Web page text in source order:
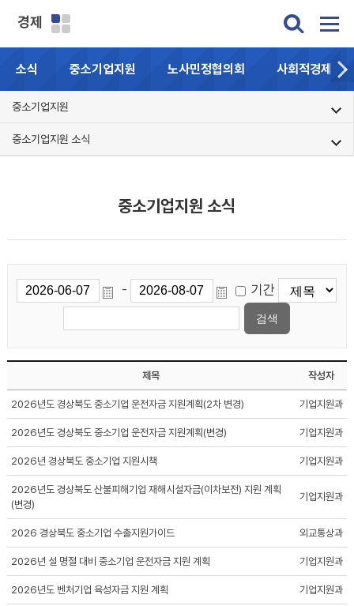
경제
소식 중소기업지원 노사민정협의회 사회적경제기업
중소기업지원
중소기업지원 소식
중소기업지원 소식
- 기간
제목 작성자
2026년도 경상북도 중소기업 운전자금 지원계획(2차 변경) 기업지원과
2026년도 경상북도 중소기업 운전자금 지원계획(변경) 기업지원과
2026년 경상북도 중소기업 지원시책 기업지원과
2026년도 경상북도 산불피해기업 재해시설자금(이차보전) 지원 계획
(변경)
기업지원과
2026 경상북도 중소기업 수출지원가이드 외교통상과
2026년 설 명절 대비 중소기업 운전자금 지원 계획 기업지원과
2026년도 벤처기업 육성자금 지원 계획 기업지원과